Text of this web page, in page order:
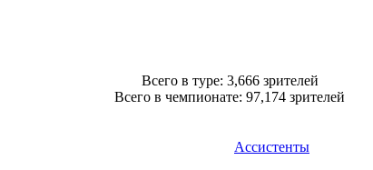
Всего в туре: 3,666 зрителей
Всего в чемпионате: 97,174 зрителей
Ассистенты